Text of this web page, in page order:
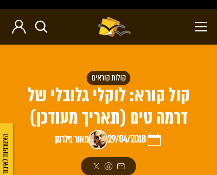
הצטרפות לאיגוד
קולות קוראים
קול קורא: לוקלי גלובלי של
דרמה טים (תאריך מעודכן)
29/04/2018 מאור גילרמן